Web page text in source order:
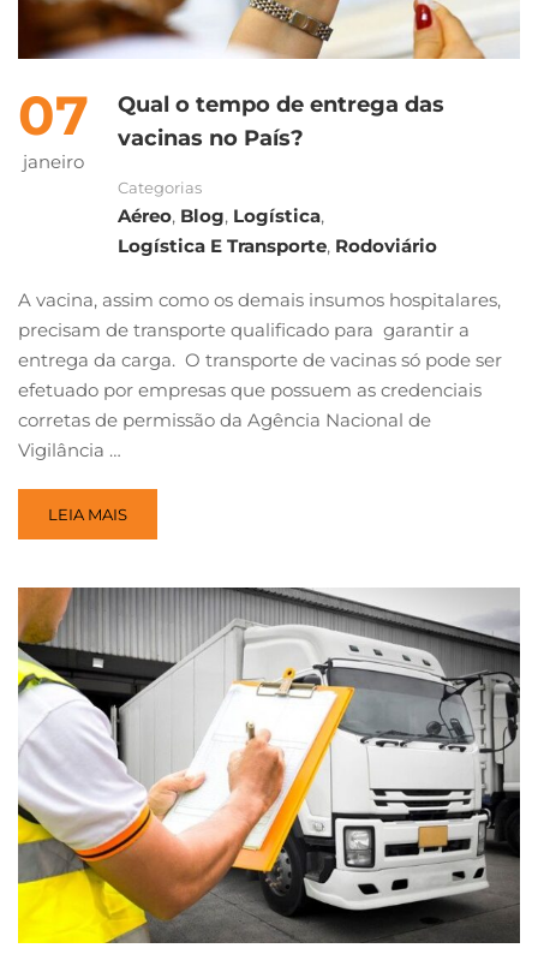
07
janeiro
Qual o tempo de entrega das
vacinas no País?
Categorias
Aéreo, Blog, Logística,
Logística E Transporte, Rodoviário
A vacina, assim como os demais insumos hospitalares,
precisam de transporte qualificado para garantir a
entrega da carga. O transporte de vacinas só pode ser
efetuado por empresas que possuem as credenciais
corretas de permissão da Agência Nacional de
Vigilância …
LEIA MAIS